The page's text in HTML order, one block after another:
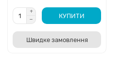
КУПИТИ
Швидке замовлення